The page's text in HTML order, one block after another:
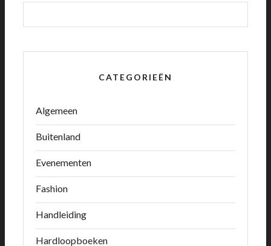
CATEGORIEËN
Algemeen
Buitenland
Evenementen
Fashion
Handleiding
Hardloopboeken